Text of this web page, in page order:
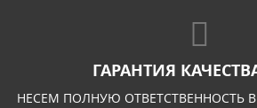
ГАРАНТИЯ
НЕСЕМ ПОЛНУЮ ОТВЕТСТВЕННОСТЬ